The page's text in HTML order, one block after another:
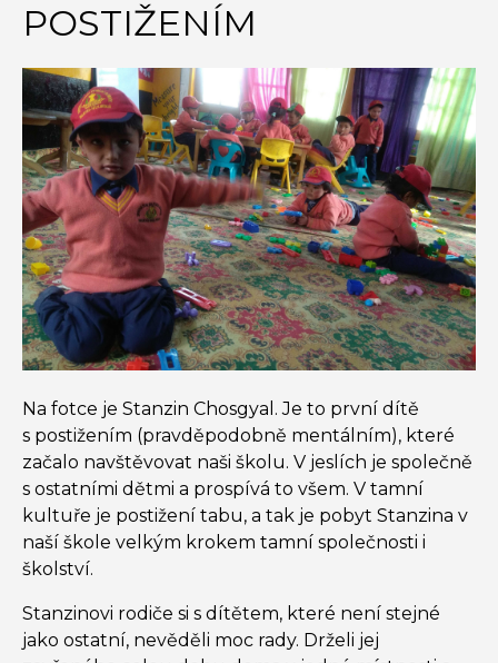
POSTIŽENÍM
Na fotce je Stanzin Chosgyal. Je to první dítě
s postižením (pravděpodobně mentálním), které
začalo navštěvovat naši školu. V jeslích je společně
s ostatními dětmi a prospívá to všem. V tamní
kultuře je postižení tabu, a tak je pobyt Stanzina v
naší škole velkým krokem tamní společnosti i
školství.
Stanzinovi rodiče si s dítětem, které není stejné
jako ostatní, nevěděli moc rady. Drželi jej